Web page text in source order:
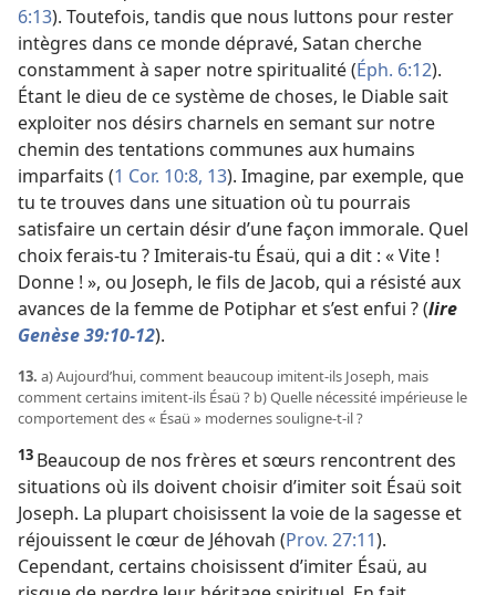
6:13). Toutefois, tandis que nous luttons pour rester
intègres dans ce monde dépravé, Satan cherche
constamment à saper notre spiritualité (Éph. 6:12).
Étant le dieu de ce système de choses, le Diable sait
exploiter nos désirs charnels en semant sur notre
chemin des tentations communes aux humains
imparfaits (1 Cor. 10:8, 13). Imagine, par exemple, que
tu te trouves dans une situation où tu pourrais
satisfaire un certain désir d’une façon immorale. Quel
choix ferais-tu ? Imiterais-tu Ésaü, qui a dit : « Vite !
Donne ! », ou Joseph, le fils de Jacob, qui a résisté aux
avances de la femme de Potiphar et s’est enfui ? (lire
Genèse 39:10-12).
13. a) Aujourd’hui, comment beaucoup imitent-ils Joseph, mais
comment certains imitent-ils Ésaü ? b) Quelle nécessité impérieuse le
comportement des « Ésaü » modernes souligne-t-il ?
13 Beaucoup de nos frères et sœurs rencontrent des
situations où ils doivent choisir d’imiter soit Ésaü soit
Joseph. La plupart choisissent la voie de la sagesse et
réjouissent le cœur de Jéhovah (Prov. 27:11).
Cependant, certains choisissent d’imiter Ésaü, au